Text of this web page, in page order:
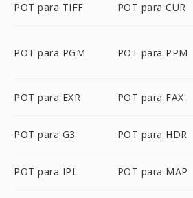
POT para TIFF POT para CUR
POT para PGM POT para PPM
POT para EXR POT para FAX
POT para G3 POT para HDR
POT para IPL POT para MAP